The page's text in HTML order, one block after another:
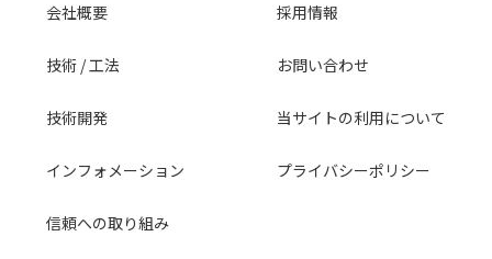
会社概要
技術 / 工法
技術開発
インフォメーション
信頼への取り組み
採用情報
お問い合わせ
当サイトの利用について
プライバシーポリシー